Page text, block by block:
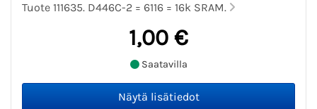
Tuote 111635. D446C-2 = 6116 = 16k SRAM.
1,00 €
Saatavilla